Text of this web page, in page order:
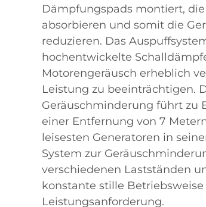
Dämpfungspads montiert,
absorbieren und somit die
reduzieren. Das
hochentwickelte
Motorengeräusch erheblich
Leistung zu beeinträchtigen.
Geräuschminderung führt zu
einer Entfernung von 7
leisesten Generatoren in
System zur
verschiedenen Lastständen
konstante stille
Leistungsanforderung.